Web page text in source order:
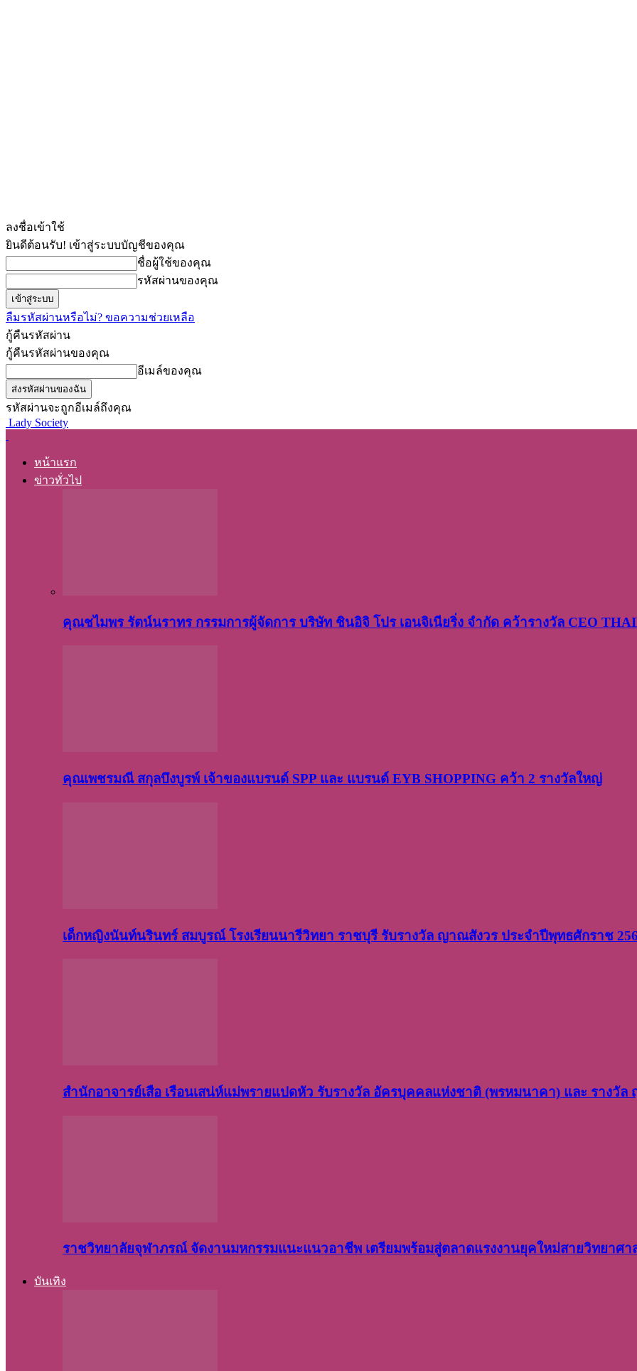
ลงชื่อเข้าใช้
ยินดีต้อนรับ! เข้าสู่ระบบบัญชีของคุณ
ชื่อผู้ใช้ของคุณ
รหัสผ่านของคุณ
ลืมรหัสผ่านหรือไม่? ขอความช่วยเหลือ
กู้คืนรหัสผ่าน
กู้คืนรหัสผ่านของคุณ
อีเมล์ของคุณ
รหัสผ่านจะถูกอีเมล์ถึงคุณ
Lady Society
หน้าแรก
ข่าวทั่วไป
คุณชไมพร​ รัตน์​นรา​ทร​ กรรมการ​ผู้จัดการ บริษัท​ ชินอิจิ​ โปร​ เอน​จิเนีย​ริ่ง​ จำกัด คว้ารางวัล CEO
คุณเพชรมณี สกุลบึงบูรพ์ เจ้าของแบรนด์ SPP และ แบรนด์ EYB SHOPPING คว้า 2 รางวัลใหญ่
เด็กหญิงนันท์นรินทร์ สมบูรณ์ โรงเรียนนารีวิทยา ราชบุรี รับรางวัล ญาณสังวร ประจำปีพุทธศักราช
สำนักอาจารย์เสือ เรือนเสน่ห์แม่พรายแปดหัว รับรางวัล อัครบุคคลแห่งชาติ (พรหมนาคา) และ รางวัล
ราชวิทยาลัยจุฬาภรณ์ จัดงานมหกรรมแนะแนวอาชีพ เตรียมพร้อมสู่ตลาดแรงงานยุคใหม่สายวิทยาศ
บันเทิง